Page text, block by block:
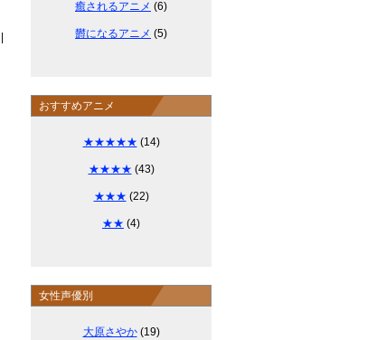
癒されるアニメ (6)
欝になるアニメ (5)
おすすめアニメ
★★★★★ (14)
★★★★ (43)
★★★ (22)
★★ (4)
女性声優別
大原さやか(19)